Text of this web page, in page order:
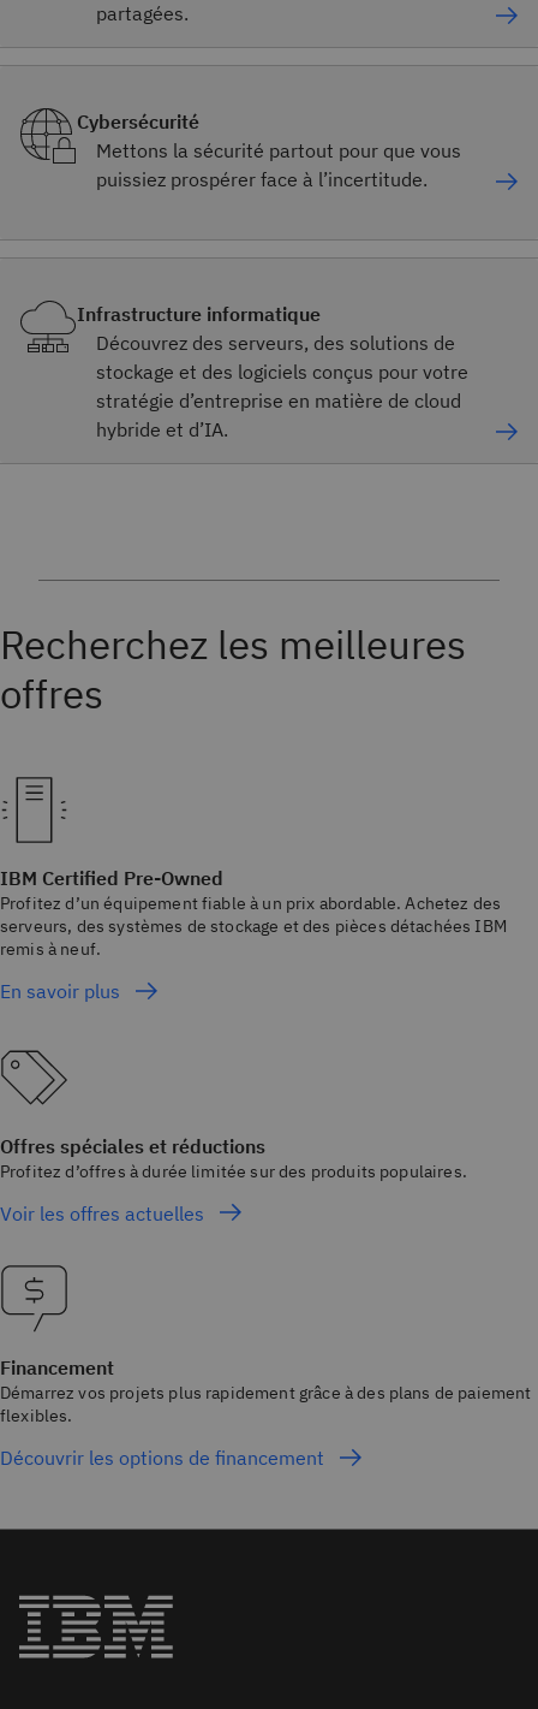
partagées.
Cybersécurité
Mettons la sécurité partout pour que vous
puissiez prospérer face à l’incertitude.
Infrastructure informatique
Découvrez des serveurs, des solutions de
stockage et des logiciels conçus pour votre
stratégie d’entreprise en matière de cloud
hybride et d’IA.
Recherchez les meilleures
offres
IBM Certified Pre-Owned
Profitez d’un équipement fiable à un prix abordable. Achetez des
serveurs, des systèmes de stockage et des pièces détachées IBM
remis à neuf.
En savoir plus
Offres spéciales et réductions
Profitez d’offres à durée limitée sur des produits populaires.
Voir les offres actuelles
Financement
Démarrez vos projets plus rapidement grâce à des plans de paiement
flexibles.
Découvrir les options de financement